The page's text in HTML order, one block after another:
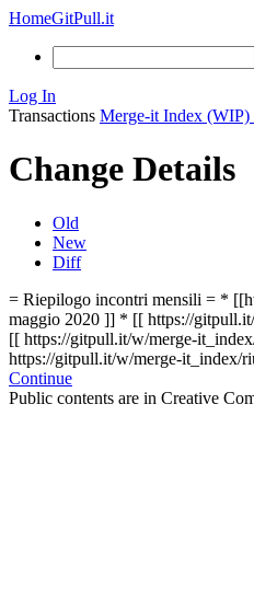
HomeGitPull.it
Log In
Transactions Merge-it Index (WIP)
Change Details
Old
New
Diff
= Riepilogo incontri mensili = *
maggio 2020 ]] * [[ https://
[[ https://gitpull.it/w/merge-
https://gitpull.it/w/merge-it_index/
Continue
Public contents are in Creative